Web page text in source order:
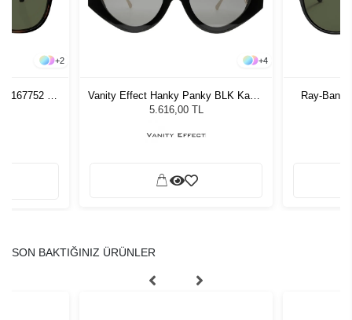
+2
167752 53
+4
Vanity Effect Hanky Panky BLK Kadın
Güneş Gözlüğü
5.616,00 TL
Ray-Ban
SON BAKTIĞINIZ ÜRÜNLER